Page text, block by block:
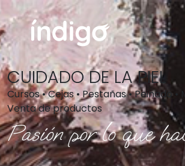
CUIDADO DE LA PIEL
Cursos • Cejas • Pestañas • Peinado •
Venta de productos
Pasión por lo que